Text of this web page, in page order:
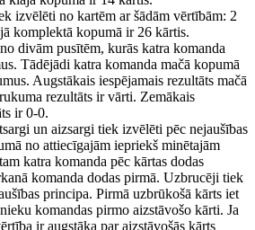
izvēlēti no kartēm ar šādām vērtībām: 2
komplektā kopumā ir 26 kārtis.
divām pusītēm, kurās katra komanda
Tādējādi katra komanda mačā kopumā
Augstākais iespējamais rezultāts mačā
rezultāts ir vārti. Zemākais
ir 0-0.
un aizsargi tiek izvēlēti pēc nejaušības
no attiecīgajām iepriekš minētajām
katra komanda pēc kārtas dodas
komanda dodas pirmā. Uzbrucēji tiek
principa. Pirmā uzbrūkošā kārts iet
komandas pirmo aizstāvošo kārti. Ja
ir augstāka par aizstāvošās kārts